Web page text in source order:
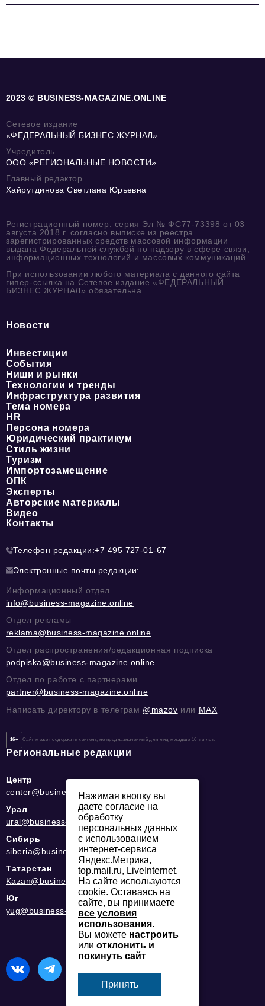
2023 © BUSINESS-MAGAZINE.ONLINE
Сетевое издание
«ФЕДЕРАЛЬНЫЙ БИЗНЕС ЖУРНАЛ»
Учредитель
ООО «РЕГИОНАЛЬНЫЕ НОВОСТИ»
Главный редактор
Хайрутдинова Светлана Юрьевна
Регистрационный номер: серия Эл № ФС77-73398 от 03
августа 2018 г. согласно выписке из реестра
зарегистрированных средств массовой информации
выдана Федеральной службой по надзору в сфере связи,
информационных технологий и массовых коммуникаций.
При использовании любого материала с данного сайта
гипер-ссылка на Сетевое издание «ФЕДЕРАЛЬНЫЙ
БИЗНЕС ЖУРНАЛ» обязательна.
Новости
Инвестиции
События
Ниши и рынки
Технологии и тренды
Инфраструктура развития
Тема номера
HR
Персона номера
Юридический практикум
Стиль жизни
Туризм
Импортозамещение
ОПК
Эксперты
Авторские материалы
Видео
Контакты
Телефон редакции:+7 495 727-01-67
Электронные почты редакции:
Информационный отдел
info@business-magazine.online
Отдел рекламы
reklama@business-magazine.online
Отдел распространения/редакционная подписка
podpiska@business-magazine.online
Отдел по работе с партнерами
partner@business-magazine.online
Написать директору в телеграм @mazov или MAX
16+ Сайт может содержать контент, не предназначенный для лиц младше 16-ти лет.
Региональные редакции
Центр
center@business-magazine.online
Урал
ural@business-magazine.online
Сибирь
siberia@business-magazine.online
Татарстан
Kazan@business-magazine.online
Юг
yug@business-magazine.online
Нажимая кнопку вы
даете согласие на
обработку
персональных данных
с использованием
интернет-сервиса
Яндекс.Метрика,
top.mail.ru, LiveInternet.
На сайте используются
cookie. Оставаясь на
сайте, вы принимаете
все условия
использования.
Вы можете настроить
или отклонить и
покинуть сайт
Принять